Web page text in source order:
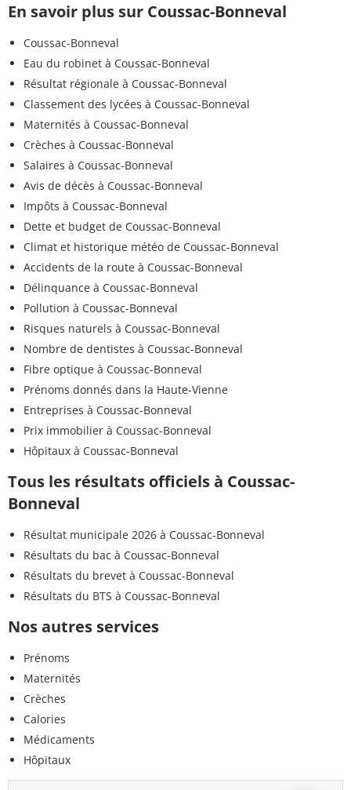
En savoir plus sur Coussac-Bonneval
Coussac-Bonneval
Eau du robinet à Coussac-Bonneval
Résultat régionale à Coussac-Bonneval
Classement des lycées à Coussac-Bonneval
Maternités à Coussac-Bonneval
Crèches à Coussac-Bonneval
Salaires à Coussac-Bonneval
Avis de décès à Coussac-Bonneval
Impôts à Coussac-Bonneval
Dette et budget de Coussac-Bonneval
Climat et historique météo de Coussac-Bonneval
Accidents de la route à Coussac-Bonneval
Délinquance à Coussac-Bonneval
Pollution à Coussac-Bonneval
Risques naturels à Coussac-Bonneval
Nombre de dentistes à Coussac-Bonneval
Fibre optique à Coussac-Bonneval
Prénoms donnés dans la Haute-Vienne
Entreprises à Coussac-Bonneval
Prix immobilier à Coussac-Bonneval
Hôpitaux à Coussac-Bonneval
Tous les résultats officiels à Coussac-
Bonneval
Résultat municipale 2026 à Coussac-Bonneval
Résultats du bac à Coussac-Bonneval
Résultats du brevet à Coussac-Bonneval
Résultats du BTS à Coussac-Bonneval
Nos autres services
Prénoms
Maternités
Crèches
Calories
Médicaments
Hôpitaux